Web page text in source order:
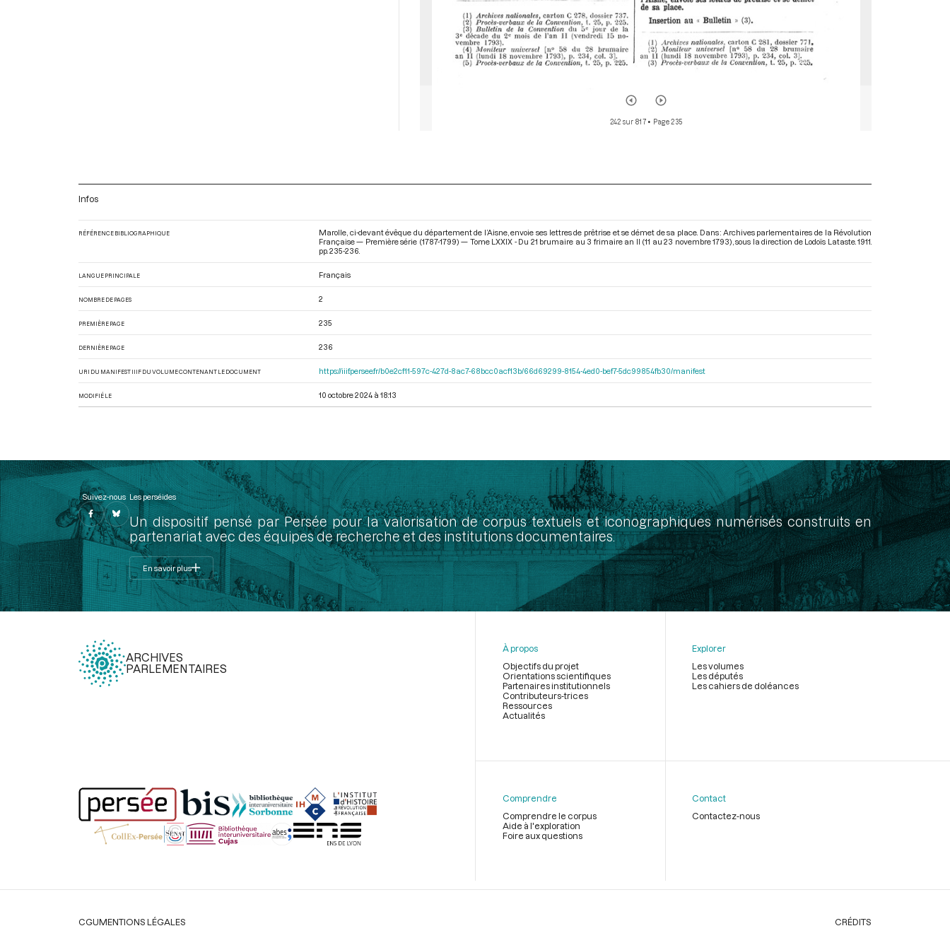
242 sur 817• Page 235
Infos
RÉFÉRENCE BIBLIOGRAPHIQUE
Marolle, ci-devant évêque du département de l’Aisne, envoie ses lettres de prêtrise et se démet de sa place. Dans : Archives parlementaires de la Révolution
Française — Première série (1787-1799) — Tome LXXIX - Du 21 brumaire au 3 frimaire an II (11 au 23 novembre 1793) , sous la direction de Lodoïs Lataste. 1911.
pp. 235-236.
LANGUE PRINCIPALE Français
NOMBRE DE PAGES 2
PREMIÈRE PAGE 235
DERNIÈRE PAGE 236
URI DU MANIFEST IIIF DU VOLUME CONTENANT LE DOCUMENT https://iiif.persee.fr/b0e2cf11-597c-427d-8ac7-68bcc0acf13b/66d69299-8154-4ed0-bef7-5dc99854fb30/manifest
MODIFIÉ LE 10 octobre 2024 à 18:13
Suivez-nous Les perséides
Un dispositif pensé par Persée pour la valorisation de corpus textuels et iconographiques numérisés construits en
partenariat avec des équipes de recherche et des institutions documentaires.
En savoir plus
ARCHIVES
PARLEMENTAIRES
page
À propos
Objectifs du projet
Orientations scientifiques
Partenaires institutionnels
Contributeurs-trices
Ressources
Actualités
Explorer
Les volumes
Les députés
Les cahiers de doléances
Comprendre
Comprendre le corpus
Aide à l'exploration
Foire aux questions
Contact
Contactez-nous
Légal
CGUMENTIONS LÉGALES CRÉDITS